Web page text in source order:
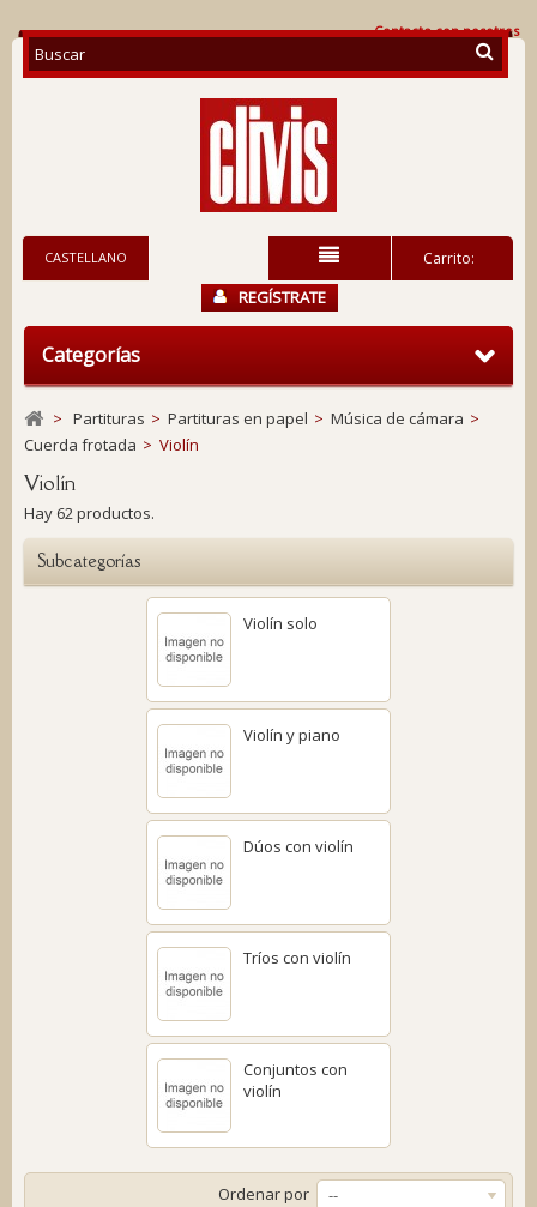
Contacte con nosotros
Carrito:
CASTELLANO
REGÍSTRATE
Categorías
> Partituras > Partituras en papel > Música de cámara >
Cuerda frotada > Violín
Violín
Hay 62 productos.
Subcategorías
Violín solo
Violín y piano
Dúos con violín
Tríos con violín
Conjuntos con
violín
Ordenar por --